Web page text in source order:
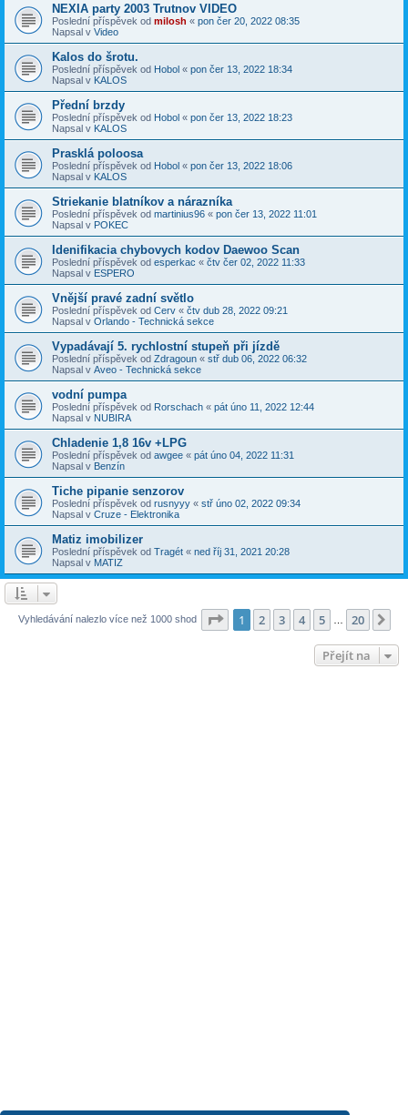
NEXIA party 2003 Trutnov VIDEO
Poslední příspěvek od milosh « pon čer 20, 2022 08:35
Napsal v Video
Kalos do šrotu.
Poslední příspěvek od Hobol « pon čer 13, 2022 18:34
Napsal v KALOS
Přední brzdy
Poslední příspěvek od Hobol « pon čer 13, 2022 18:23
Napsal v KALOS
Prasklá poloosa
Poslední příspěvek od Hobol « pon čer 13, 2022 18:06
Napsal v KALOS
Striekanie blatníkov a nárazníka
Poslední příspěvek od martinius96 « pon čer 13, 2022 11:01
Napsal v POKEC
Idenifikacia chybovych kodov Daewoo Scan
Poslední příspěvek od esperkac « čtv čer 02, 2022 11:33
Napsal v ESPERO
Vnější pravé zadní světlo
Poslední příspěvek od Cerv « čtv dub 28, 2022 09:21
Napsal v Orlando - Technická sekce
Vypadávají 5. rychlostní stupeň při jízdě
Poslední příspěvek od Zdragoun « stř dub 06, 2022 06:32
Napsal v Aveo - Technická sekce
vodní pumpa
Poslední příspěvek od Rorschach « pát úno 11, 2022 12:44
Napsal v NUBIRA
Chladenie 1,8 16v +LPG
Poslední příspěvek od awgee « pát úno 04, 2022 11:31
Napsal v Benzín
Tiche pipanie senzorov
Poslední příspěvek od rusnyyy « stř úno 02, 2022 09:34
Napsal v Cruze - Elektronika
Matiz imobilizer
Poslední příspěvek od Tragét « ned říj 31, 2021 20:28
Napsal v MATIZ
Vyhledávání nalezlo více než 1000 shod Stránka z 20
1 2 3 4 5 20
Přejít na